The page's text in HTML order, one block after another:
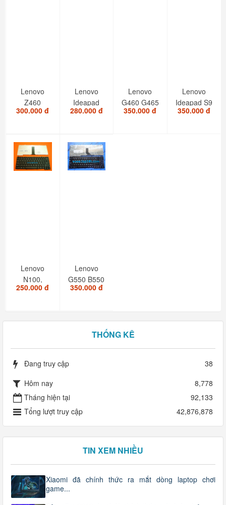
Lenovo
Z460
Z460A
Z465G
US...
300.000 đ
Lenovo
Ideapad
G470
G475
280.000 đ
Lenovo
G460 G465
G465A
350.000 đ
Lenovo
Ideapad S9
S10. PN :
350.000 đ
Lenovo
N100,
N200,
Y410,...
250.000 đ
Lenovo
G550 B550
B560. PN :
350.000 đ
THỐNG KÊ
Đang truy cập
38
Hôm nay
8,778
Tháng hiện tại
92,133
Tổng lượt truy cập
42,876,878
TIN XEM NHIỀU
Xiaomi đã chính thức ra mắt dòng laptop chơi
game...